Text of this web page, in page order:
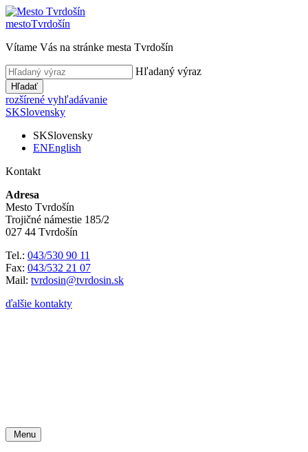
mestoTvrdošín
Vítame Vás na stránke mesta Tvrdošín
Hľadaný výraz
Hľadať
rozšírené vyhľadávanie
SKSlovensky
SKSlovensky
ENEnglish
Kontakt
Adresa
Mesto Tvrdošín
Trojičné námestie 185/2
027 44 Tvrdošín
Tel.: 043/530 90 11
Fax: 043/532 21 07
Mail: tvrdosin@tvrdosin.sk
ďalšie kontakty
Menu